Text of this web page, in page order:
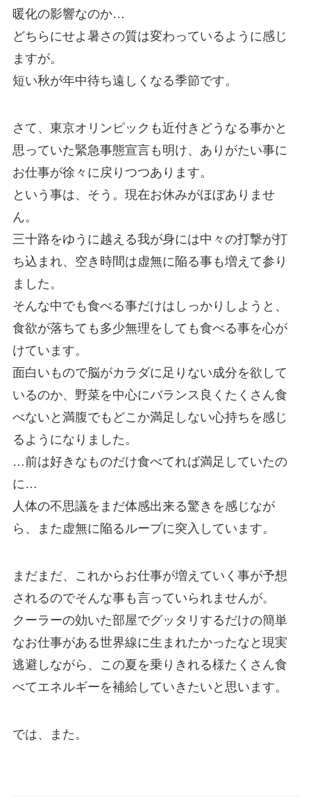
暖化の影響なのか…
どちらにせよ暑さの質は変わっているように感じ
ますが。
短い秋が年中待ち遠しくなる季節です。
さて、東京オリンピックも近付きどうなる事かと
思っていた緊急事態宣言も明け、ありがたい事に
お仕事が徐々に戻りつつあります。
という事は、そう。現在お休みがほぼありませ
ん。
三十路をゆうに越える我が身には中々の打撃が打
ち込まれ、空き時間は虚無に陥る事も増えて参り
ました。
そんな中でも食べる事だけはしっかりしようと、
食欲が落ちても多少無理をしても食べる事を心が
けています。
面白いもので脳がカラダに足りない成分を欲して
いるのか、野菜を中心にバランス良くたくさん食
べないと満腹でもどこか満足しない心持ちを感じ
るようになりました。
…前は好きなものだけ食べてれば満足していたの
に…
人体の不思議をまだ体感出来る驚きを感じなが
ら、また虚無に陥るループに突入しています。
まだまだ、これからお仕事が増えていく事が予想
されるのでそんな事も言っていられませんが。
クーラーの効いた部屋でグッタリするだけの簡単
なお仕事がある世界線に生まれたかったなと現実
逃避しながら、この夏を乗りきれる様たくさん食
べてエネルギーを補給していきたいと思います。
では、また。